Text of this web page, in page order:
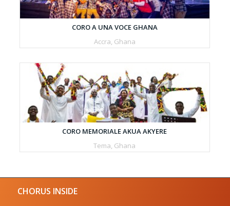
CORO A UNA VOCE GHANA
Accra, Ghana
CORO MEMORIALE AKUA AKYERE
Tema, Ghana
CHORUS INSIDE